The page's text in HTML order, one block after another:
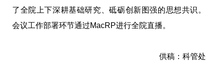
了全院上下深耕基础研究、砥砺创新图强的思想共识。
会议工作部署环节通过MacRP进行全院直播。
供稿：科管处